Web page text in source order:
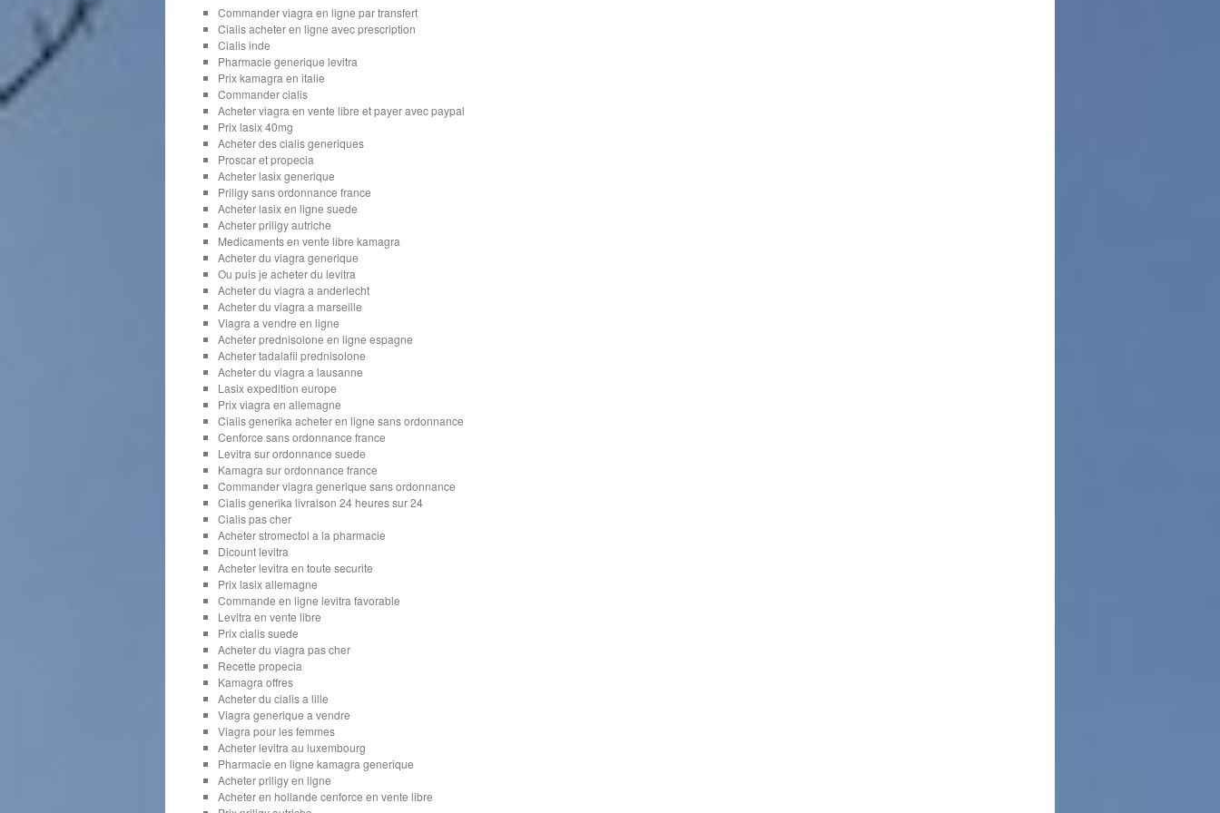
Commander viagra en ligne par transfert
Cialis acheter en ligne avec prescription
Cialis inde
Pharmacie generique levitra
Prix kamagra en italie
Commander cialis
Acheter viagra en vente libre et payer avec paypal
Prix lasix 40mg
Acheter des cialis generiques
Proscar et propecia
Acheter lasix generique
Priligy sans ordonnance france
Acheter lasix en ligne suede
Acheter priligy autriche
Medicaments en vente libre kamagra
Acheter du viagra generique
Ou puis je acheter du levitra
Acheter du viagra a anderlecht
Acheter du viagra a marseille
Viagra a vendre en ligne
Acheter prednisolone en ligne espagne
Acheter tadalafil prednisolone
Acheter du viagra a lausanne
Lasix expedition europe
Prix viagra en allemagne
Cialis generika acheter en ligne sans ordonnance
Cenforce sans ordonnance france
Levitra sur ordonnance suede
Kamagra sur ordonnance france
Commander viagra generique sans ordonnance
Cialis generika livraison 24 heures sur 24
Cialis pas cher
Acheter stromectol a la pharmacie
Dicount levitra
Acheter levitra en toute securite
Prix lasix allemagne
Commande en ligne levitra favorable
Levitra en vente libre
Prix cialis suede
Acheter du viagra pas cher
Recette propecia
Kamagra offres
Acheter du cialis a lille
Viagra generique a vendre
Viagra pour les femmes
Acheter levitra au luxembourg
Pharmacie en ligne kamagra generique
Acheter priligy en ligne
Acheter en hollande cenforce en vente libre